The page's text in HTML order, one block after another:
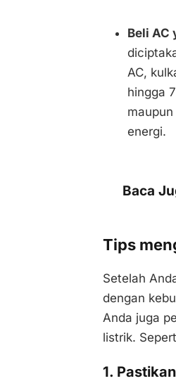
Beli AC
AC,
hingga
energi.
Baca
Tips
Setelah
dengan
Anda juga
listrik.
1.